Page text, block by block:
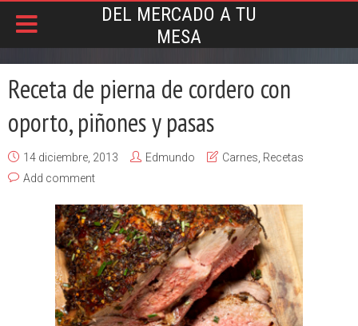
DEL MERCADO A TU
MESA
Receta de pierna de cordero con
oporto, piñones y pasas
14 diciembre, 2013 Edmundo Carnes Recetas
Add comment